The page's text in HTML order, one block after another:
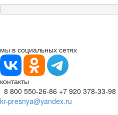
мы в социальных сетях
контакты
8 800 550-26-86 +7 920 378-33-98
kr-presnya@yandex.ru